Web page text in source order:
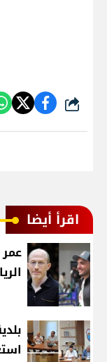
شارك
اقرأ أيضا